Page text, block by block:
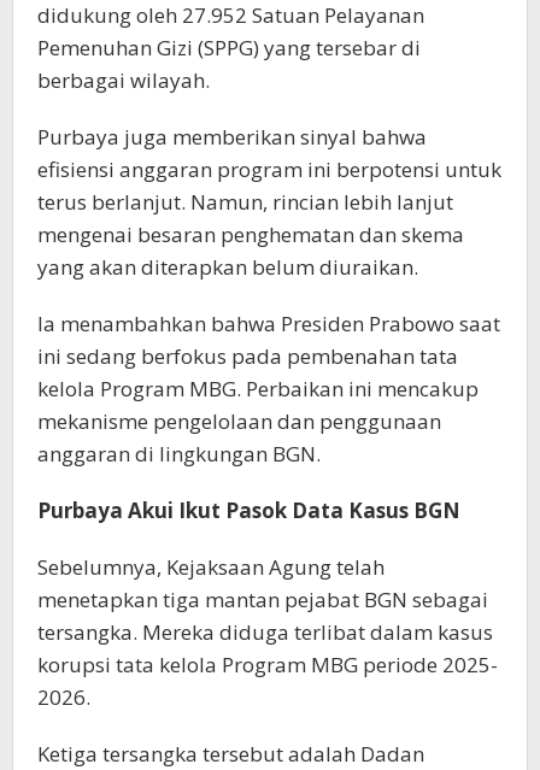
didukung oleh 27.952 Satuan Pelayanan
Pemenuhan Gizi (SPPG) yang tersebar di
berbagai wilayah.
Purbaya juga memberikan sinyal bahwa
efisiensi anggaran program ini berpotensi untuk
terus berlanjut. Namun, rincian lebih lanjut
mengenai besaran penghematan dan skema
yang akan diterapkan belum diuraikan.
Ia menambahkan bahwa Presiden Prabowo saat
ini sedang berfokus pada pembenahan tata
kelola Program MBG. Perbaikan ini mencakup
mekanisme pengelolaan dan penggunaan
anggaran di lingkungan BGN.
Purbaya Akui Ikut Pasok Data Kasus BGN
Sebelumnya, Kejaksaan Agung telah
menetapkan tiga mantan pejabat BGN sebagai
tersangka. Mereka diduga terlibat dalam kasus
korupsi tata kelola Program MBG periode 2025-
2026.
Ketiga tersangka tersebut adalah Dadan